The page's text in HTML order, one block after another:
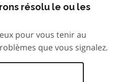
résolu le ou les
pour vous tenir au
que vous signalez.